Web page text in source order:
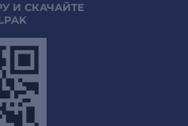
И СКАЧАЙТЕ